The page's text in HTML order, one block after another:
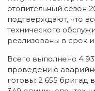
отопительный сезон
подтверждают, что
технического
реализованы в срок
Всего выполнено 4
проведению
готовы: 2 655 бригад